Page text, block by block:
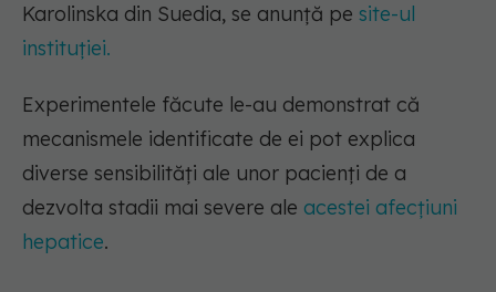
Karolinska din Suedia, se anunță pe site-ul
instituției.
Experimentele făcute le-au demonstrat că
mecanismele identificate de ei pot explica
diverse sensibilități ale unor pacienți de a
dezvolta stadii mai severe ale acestei afecțiuni
hepatice.